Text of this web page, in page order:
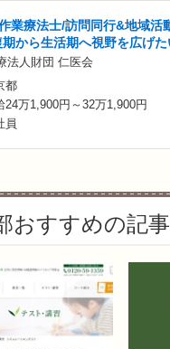
業療法士/訪問同行&地域活
期から生活期へ視野を広げ
法人財団 仁医会
都
24万1,900円～32万1,900円
員
おすすめの記事